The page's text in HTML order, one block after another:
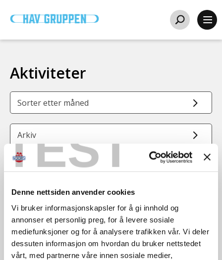
TEST
Denne nettsiden anvender cookies
Vi bruker informasjonskapsler for å gi innhold og
annonser et personlig preg, for å levere sosiale
mediefunksjoner og for å analysere trafikken vår. Vi deler
dessuten informasjon om hvordan du bruker nettstedet
vårt, med partnerne våre innen sosiale medier,
Aktiviteter
Sorter etter måned
Arkiv
November
19
november
11:30 - 17:00
Fagsamling hav 2026
Sted:Quality Hotel Ålesund | Sorenskriver Bulls gate 7
- 6002, Ålesund, Norge